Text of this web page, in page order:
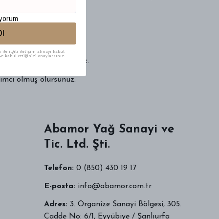
sağlayacağız.
olmuş olursunuz.
Abamor Yağ Sanayi ve
Tic. Ltd. Şti.
Telefon: 0 (850) 430 19 17
E-posta: info@abamor.com.tr
Adres: 3. Organize Sanayi Bölgesi, 305.
Cadde No: 6/1, Eyyübiye / Şanlıurfa
ile ilgili iletişim almayı kabul
kabul ettiğinizi onaylarsınız.